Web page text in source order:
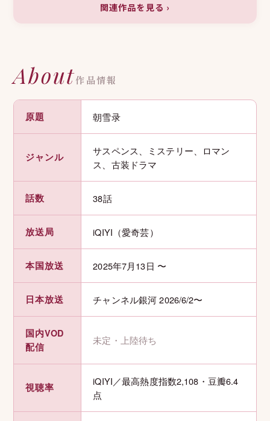
関連作品を見る ›
About作品情報
原題 朝雪录
ジャンル
サスペンス、ミステリー、ロマン
ス、古装ドラマ
話数 38話
放送局 iQIYI（愛奇芸）
本国放送 2025年7月13日 〜
日本放送 チャンネル銀河 2026/6/2〜
国内VOD
配信
未定・上陸待ち
視聴率
iQIYI／最高熱度指数2,108・豆瓣6.4
点